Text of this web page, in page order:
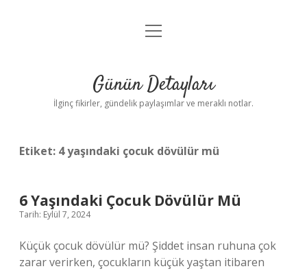
Gizlilik Politikası
Yasal Uyarı
menüyü
Günün Detayları
İlginç fikirler, gündelik paylaşımlar ve meraklı notlar.
Etiket: 4 yaşındaki çocuk dövülür mü
6 Yaşındaki Çocuk Dövülür Mü
Tarih: Eylül 7, 2024
Küçük çocuk dövülür mü? Şiddet insan ruhuna çok
zarar verirken, çocukların küçük yaştan itibaren